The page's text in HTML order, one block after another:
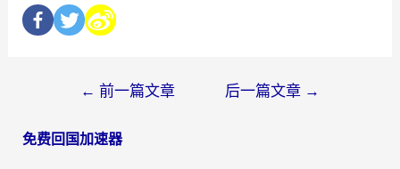
← 前一篇文章 后一篇文章 →
免费回国加速器